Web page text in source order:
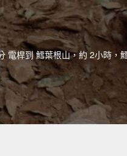
電桿到 鱈葉根山，約 2小時，